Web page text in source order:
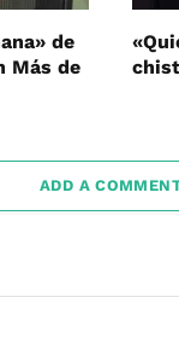
de
Más de
ADD A